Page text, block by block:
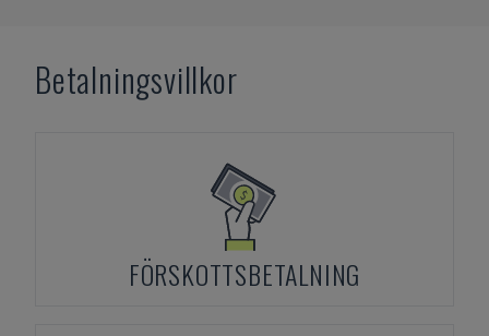
Betalningsvillkor
FÖRSKOTTSBETALNING